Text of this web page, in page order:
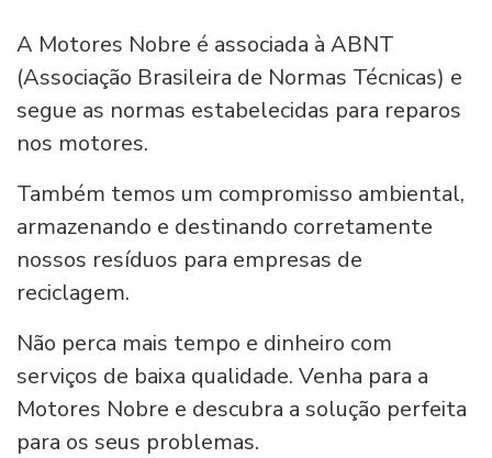
A Motores Nobre é associada à ABNT
(Associação Brasileira de Normas Técnicas) e
segue as normas estabelecidas para reparos
nos motores.
Também temos um compromisso ambiental,
armazenando e destinando corretamente
nossos resíduos para empresas de
reciclagem.
Não perca mais tempo e dinheiro com
serviços de baixa qualidade. Venha para a
Motores Nobre e descubra a solução perfeita
para os seus problemas.